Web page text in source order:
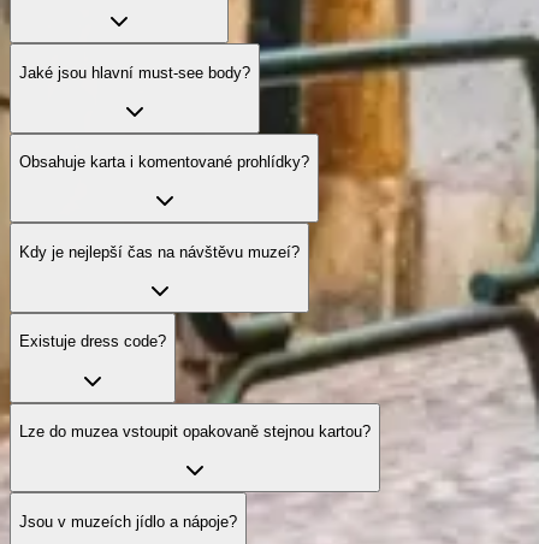
Jaké jsou hlavní must-see body?
Obsahuje karta i komentované prohlídky?
Kdy je nejlepší čas na návštěvu muzeí?
Existuje dress code?
Lze do muzea vstoupit opakovaně stejnou kartou?
Jsou v muzeích jídlo a nápoje?